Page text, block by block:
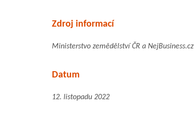
Zdroj informací
Ministerstvo zemědělství ČR a NejBusiness.cz
Datum
12. listopadu 2022